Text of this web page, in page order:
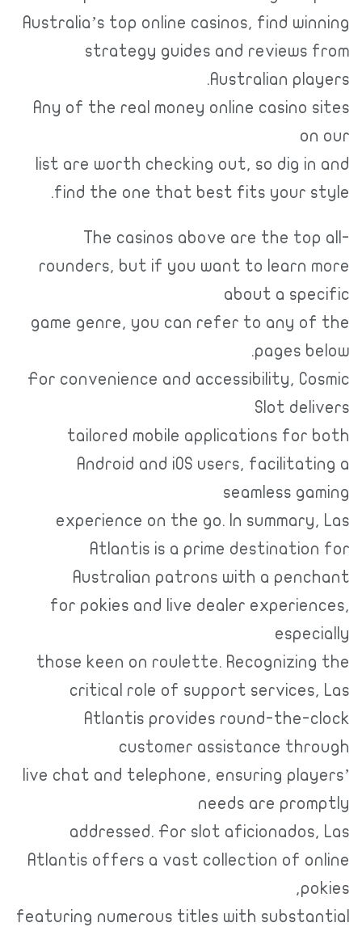
Australia’s top online casinos, find winning
strategy guides and reviews from
Australian players.
Any of the real money online casino sites
on our
list are worth checking out, so dig in and
find the one that best fits your style.
The casinos above are the top all-
rounders, but if you want to learn more
about a specific
game genre, you can refer to any of the
pages below.
For convenience and accessibility, Cosmic
Slot delivers
tailored mobile applications for both
Android and iOS users, facilitating a
seamless gaming
experience on the go. In summary, Las
Atlantis is a prime destination for
Australian patrons with a penchant
for pokies and live dealer experiences,
especially
those keen on roulette. Recognizing the
critical role of support services, Las
Atlantis provides round-the-clock
customer assistance through
live chat and telephone, ensuring players’
needs are promptly
addressed. For slot aficionados, Las
Atlantis offers a vast collection of online
pokies,
featuring numerous titles with substantial